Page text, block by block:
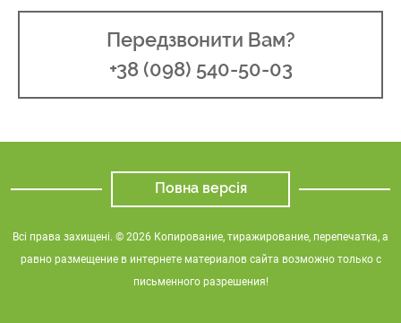
Передзвонити Вам?
+38 (098) 540-50-03
Повна версія
Всі права захищені. © 2026 Копирование, тиражирование, перепечатка, а
равно размещение в интернете материалов сайта возможно только с
письменного разрешения!